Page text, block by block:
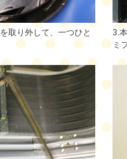
取り外して、一つひと
3.
ミ